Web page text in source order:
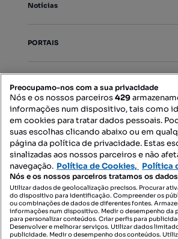
Notícias
PORTAIS
Contacte-nos
SIGA-NOS:
DESCARREGAR NA:
Preocupamo-nos com a sua privacidade
Nós e os nossos parceiros429
informações num dispositivo, tais como
em cookies para tratar dados pessoais.
suas escolhas clicando abaixo ou em
página da política de privacidade. Estas
sinalizadas aos nossos parceiros e não
navegação. Política de Cookies, Política
Nós e os nossos parceiros tratamos os
Utilizar dados de geolocalização precisos. Procurar
do dispositivo para identificação. Compreender os
ou combinações de dados de diferentes fontes.
informações num dispositivo. Medir o desempenho da
para personalizar conteúdos. Criar perfis para
Desenvolver e melhorar serviços. Utilizar dados
publicidade. Medir o desempenho dos conteúdos.